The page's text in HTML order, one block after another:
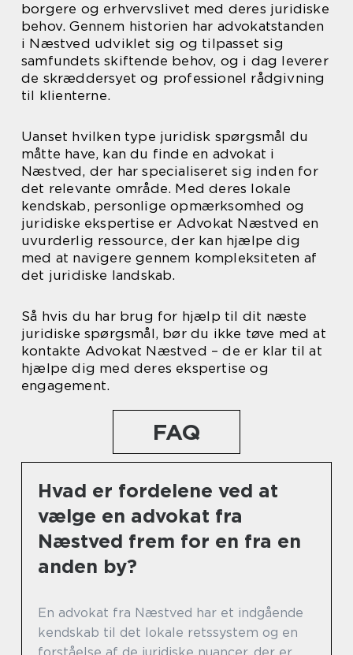
borgere og erhvervslivet med deres juridiske
behov. Gennem historien har advokatstanden
i Næstved udviklet sig og tilpasset sig
samfundets skiftende behov, og i dag leverer
de skræddersyet og professionel rådgivning
til klienterne.
Uanset hvilken type juridisk spørgsmål du
måtte have, kan du finde en advokat i
Næstved, der har specialiseret sig inden for
det relevante område. Med deres lokale
kendskab, personlige opmærksomhed og
juridiske ekspertise er Advokat Næstved en
uvurderlig ressource, der kan hjælpe dig
med at navigere gennem kompleksiteten af
det juridiske landskab.
Så hvis du har brug for hjælp til dit næste
juridiske spørgsmål, bør du ikke tøve med at
kontakte Advokat Næstved – de er klar til at
hjælpe dig med deres ekspertise og
engagement.
FAQ
Hvad er fordelene ved at
vælge en advokat fra
Næstved frem for en fra en
anden by?
En advokat fra Næstved har et indgående
kendskab til det lokale retssystem og en